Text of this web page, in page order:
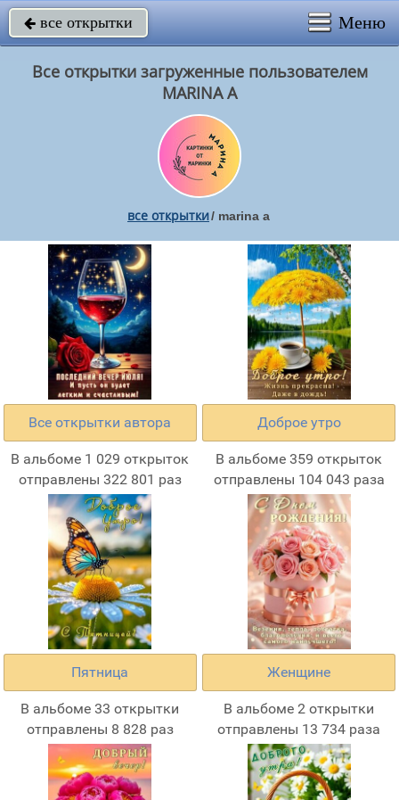
 все открытки Меню
Все открытки загруженные пользователем
MARINA A
все открытки/ marina a
Все открытки автора
В альбоме 1 029 открыток
отправлены 322 801 раз
Доброе утро
В альбоме 359 открыток
отправлены 104 043 раза
Пятница
В альбоме 33 открытки
отправлены 8 828 раз
Женщине
В альбоме 2 открытки
отправлены 13 734 раза